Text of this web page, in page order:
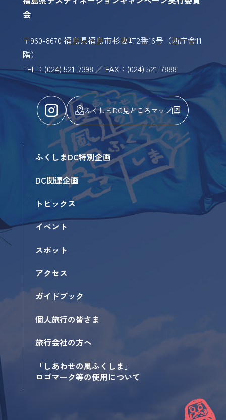
会
〒960-8670 福島県福島市杉妻町2番16号（西庁舎11
階）
TEL：(024) 521-7398 ／ FAX：(024) 521-7888
ふくしまDC見どころマップ
ふくしまDC特別企画
DC関連企画
トピックス
イベント
スポット
アクセス
ガイドブック
個人旅行の皆さま
旅行会社の方へ
「しあわせの風ふくしま」
ロゴマーク等の使用について